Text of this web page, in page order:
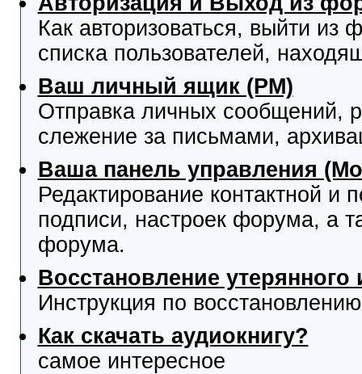
Как авторизоваться, выйти из
списка пользователей,
Ваш личный ящик (PM)
Отправка личных сообщений,
слежение за письмами,
Ваша панель управления
Редактирование контактной
подписи, настроек форума, а
форума.
Восстановление
Инструкция по
Как скачать аудиокнигу?
самое интересное